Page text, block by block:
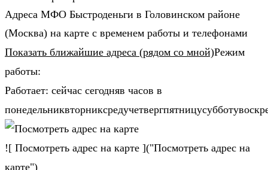
Адреса МФО Быстроденьги в Головинском районе
(Москва) на карте с временем работы и телефонами
Показать ближайшие адреса (рядом со мной)Режим
работы:
Работает: сейчас сегодняв часов в
![ Посмотреть адрес на карте ]("Посмотреть адрес на
карте")